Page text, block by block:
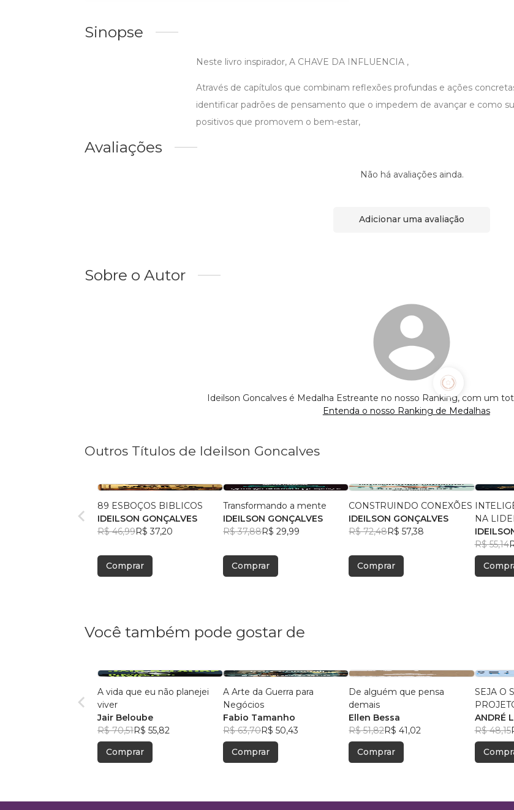
Sinopse
Neste livro inspirador, A CHAVE DA INFLUENCIA ,
Através de capítulos que combinam reflexões profundas e ações
identificar padrões de pensamento que o impedem de avançar e como
positivos que promovem o bem-estar,
Avaliações
Não há avaliações ainda.
Adicionar uma avaliação
Sobre o Autor
Ideilson Goncalves é Medalha Estreante no nosso Ranking, com um
Entenda o nosso Ranking de Medalhas
Outros Títulos de Ideilson Goncalves
89 ESBOÇOS BIBLICOS
IDEILSON GONÇALVES
R$ 46,99R$ 37,20
Comprar
Transformando a mente
IDEILSON GONÇALVES
R$ 37,88R$ 29,99
Comprar
CONSTRUINDO CONEXÕES
IDEILSON GONÇALVES
R$ 72,48R$ 57,38
Comprar
NA
R$ 55,14
Você também pode gostar de
A vida que eu não planejei
viver
Jair Beloube
R$ 70,51R$ 55,82
Comprar
A Arte da Guerra para
Negócios
Fabio Tamanho
R$ 63,70R$ 50,43
Comprar
De alguém que pensa
demais
Ellen Bessa
R$ 51,82R$ 41,02
Comprar
SEJA O
ANDRÉ
R$ 48,15